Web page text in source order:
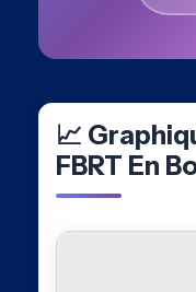
📈
FBRT En